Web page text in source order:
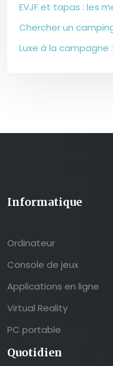
EVJF et tapas : les
Chercher un
Luxe à la campagne
Informatique
Ordinateur
Console de jeux
Applications en ligne
Virtual Reality
PC portable
Quotidien